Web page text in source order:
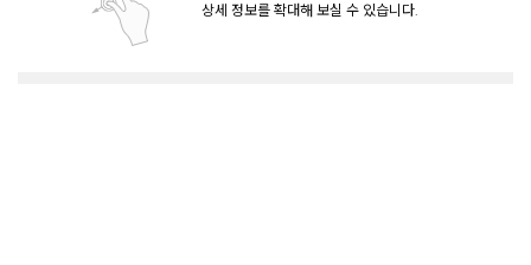
상세 정보를 확대해 보실 수 있습니다.